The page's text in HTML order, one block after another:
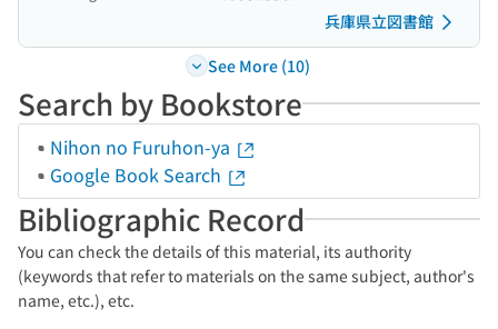
兵庫県立図書館
See More (10)
Search by Bookstore
Nihon no Furuhon-ya
Google Book Search
Bibliographic Record
You can check the details of this material, its authority
(keywords that refer to materials on the same subject, author's
name, etc.), etc.